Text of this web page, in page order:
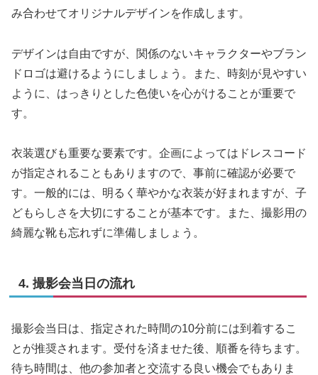
み合わせてオリジナルデザインを作成します。
デザインは自由ですが、関係のないキャラクターやブラン
ドロゴは避けるようにしましょう。また、時刻が見やすい
ように、はっきりとした色使いを心がけることが重要で
す。
衣装選びも重要な要素です。企画によってはドレスコード
が指定されることもありますので、事前に確認が必要で
す。一般的には、明るく華やかな衣装が好まれますが、子
どもらしさを大切にすることが基本です。また、撮影用の
綺麗な靴も忘れずに準備しましょう。
4. 撮影会当日の流れ
撮影会当日は、指定された時間の10分前には到着するこ
とが推奨されます。受付を済ませた後、順番を待ちます。
待ち時間は、他の参加者と交流する良い機会でもありま